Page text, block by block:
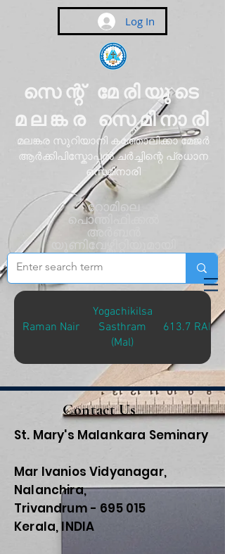
Log In
സെന്റ് മേരിയുടെ
മലങ്കര സെമിനാരി
മലങ്കര സുറിയാനി കത്തോലിക്കാ മേജർ
ആർക്കിപിസ്കോപ്പൽ ചർച്ചിന്റെ പ്രധാന
സെമിനാരി
റോമിലെ
പൊന്തിഫിക്കൽ
അർബൻ
യൂണിവേഴ്സിറ്റിയുമായി
അഫിലിയേറ്റ്
ചെയ്തിരിക്കുന്നു
Raman Nair
Yogachikilsa
Sasthram
(Mal)
613.7 RAM-Y
Contact Us
St. Mary's Malankara Seminary
Mar Ivanios Vidyanagar,
Nalanchira,
Trivandrum - 695 015
Kerala, INDIA